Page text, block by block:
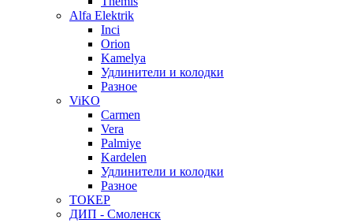
Alfa Elektrik
Inci
Orion
Kamelya
Удлинители и колодки
Разное
ViKO
Carmen
Vera
Palmiye
Kardelen
Удлинители и колодки
Разное
ТОКЕР
ДИП - Смоленск